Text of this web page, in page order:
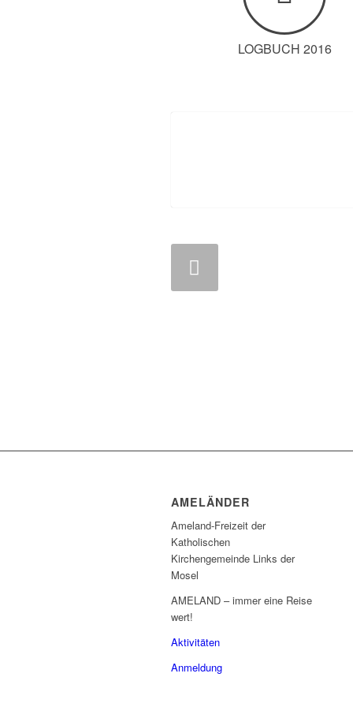
LOGBUCH 2016
AMELÄNDER
Ameland-Freizeit der
Katholischen
Kirchengemeinde Links der
Mosel
AMELAND – immer eine Reise
wert!
Aktivitäten
Anmeldung